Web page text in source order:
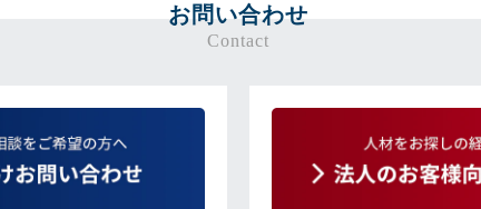
お問い合わせ
Contact